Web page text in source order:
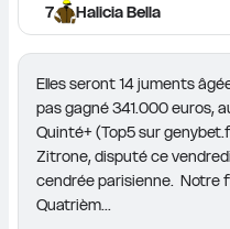
7 Halicia Bella
Elles seront 14 juments
pas gagné 341.000 euros,
Quinté+ (Top5 sur
Zitrone, disputé ce
cendrée parisienne.  Notre
Quatrièm...